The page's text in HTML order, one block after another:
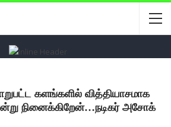
களங்களில் வித்தியாசமாக
நினைக்கிறேன்…நடிகர் அசோக்